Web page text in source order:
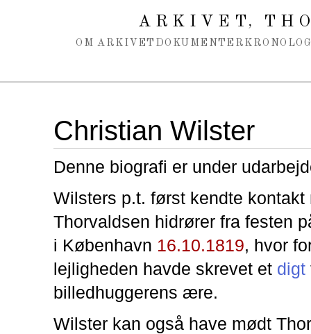
ARKIVET,
OM ARKIVET DOKUMENTER
Christian Wilster
Denne biografi er under
Wilsters p.t. først kendte kontakt
Thorvaldsen hidrører fra festen
i København 16.10.1819, hvor
lejligheden havde skrevet et digt
billedhuggerens ære.
Wilster kan også have mødt